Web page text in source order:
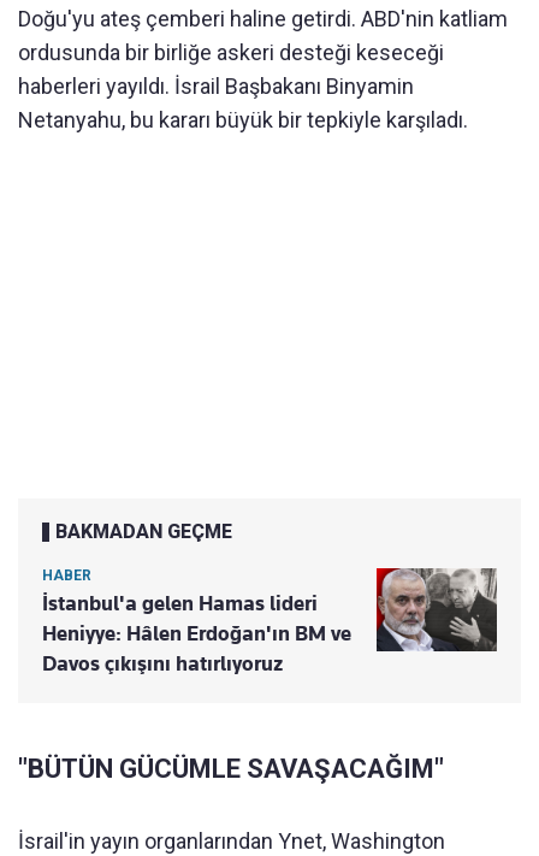
Doğu'yu ateş çemberi haline getirdi. ABD'nin katliam
ordusunda bir birliğe askeri desteği keseceği
haberleri yayıldı. İsrail Başbakanı Binyamin
Netanyahu, bu kararı büyük bir tepkiyle karşıladı.
BAKMADAN GEÇME
HABER
İstanbul'a gelen Hamas lideri
Heniyye: Hâlen Erdoğan'ın BM ve
Davos çıkışını hatırlıyoruz
"BÜTÜN GÜCÜMLE SAVAŞACAĞIM"
İsrail'in yayın organlarından Ynet, Washington